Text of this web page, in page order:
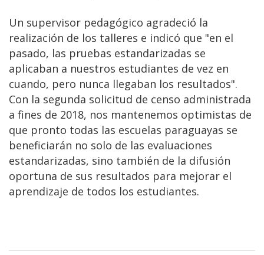
Un supervisor pedagógico agradeció la
realización de los talleres e indicó que "en el
pasado, las pruebas estandarizadas se
aplicaban a nuestros estudiantes de vez en
cuando, pero nunca llegaban los resultados".
Con la segunda solicitud de censo administrada
a fines de 2018, nos mantenemos optimistas de
que pronto todas las escuelas paraguayas se
beneficiarán no solo de las evaluaciones
estandarizadas, sino también de la difusión
oportuna de sus resultados para mejorar el
aprendizaje de todos los estudiantes.